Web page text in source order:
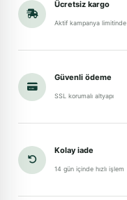
Ücretsiz kargo
Aktif kampanya limitinde
Güvenli ödeme
SSL korumalı altyapı
Kolay iade
14 gün içinde hızlı işlem